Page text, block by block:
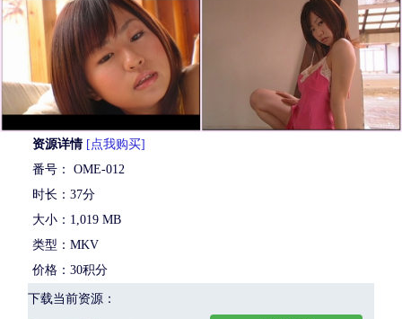
资源详情 [点我购买]
番号： OME-012
时长：37分
大小：1,019 MB
类型：MKV
价格：30积分
下载当前资源：